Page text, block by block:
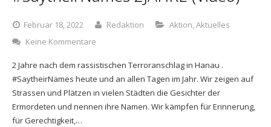
Anmeldung Fußballmannschaften
Februar 18, 2022 Redaktion Aktion,Aktuelles
Keine Kommentare
2 Jahre nach dem rassistischen Terroranschlag in Hanau .
#SaytheirNames heute und an allen Tagen im Jahr. Wir zeigen auf
Strassen und Plätzen in vielen Städten die Gesichter der
Ermordeten und nennen ihre Namen. Wir kämpfen für Erinnerung,
für Gerechtigkeit,…